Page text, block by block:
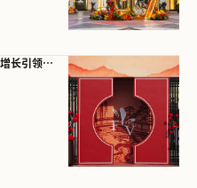
FV佛罗伦萨小镇马年新春创佳绩，多维增长引领消费升级